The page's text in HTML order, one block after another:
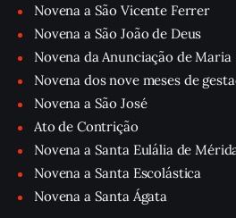
Novena a São Vicente Ferrer
Novena a São João de Deus
Novena da Anunciação de Maria
Novena dos nove meses de
Novena a São José
Ato de Contrição
Novena a Santa Eulália de
Novena a Santa Escolástica
Novena a Santa Ágata